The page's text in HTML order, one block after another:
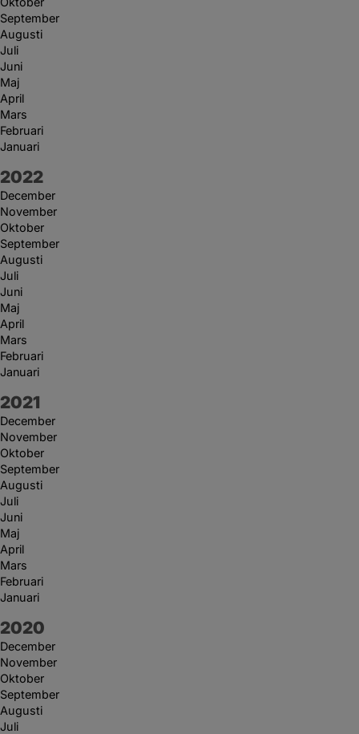
September
Augusti
Juli
Juni
Maj
April
Mars
Februari
Januari
År:
2022
December
November
Oktober
September
Augusti
Juli
Juni
Maj
April
Mars
Februari
Januari
År:
2021
December
November
Oktober
September
Augusti
Juli
Juni
Maj
April
Mars
Februari
Januari
År:
2020
December
November
Oktober
September
Augusti
Juli